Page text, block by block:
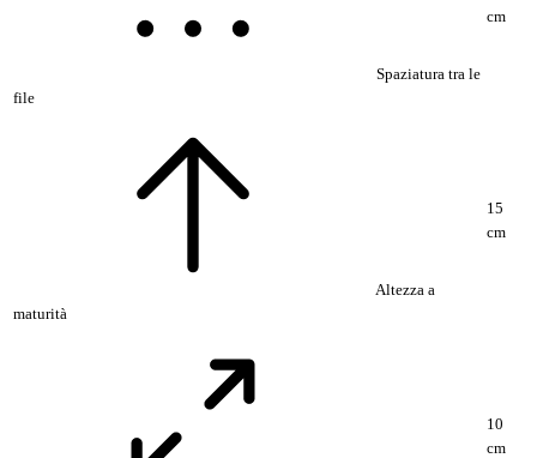
Spaziatura tra le
file
cm
Altezza a
maturità
15
cm
10
cm